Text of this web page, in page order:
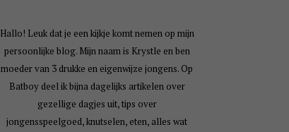
Hallo! Leuk dat je een kijkje komt nemen op mijn
persoonlijke blog. Mijn naam is Krystle en ben
moeder van 3 drukke en eigenwijze jongens. Op
Batboy deel ik bijna dagelijks artikelen over
gezellige dagjes uit, tips over
jongensspeelgoed, knutselen, eten, alles wat